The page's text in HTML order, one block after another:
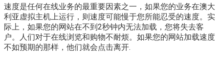
速度是任何在线业务的最重要因素之一，如果您的业务在澳大
利亚虚拟主机上运行，​​则速度可能慢于您所能忍受的速度。实
际上，如果您的网站在不到2秒钟内无法加载，您将失去客
户。人们对于在线浏览和购物不耐烦。如果您的网站加载速度
不如预期的那样，他们就会点击离开.